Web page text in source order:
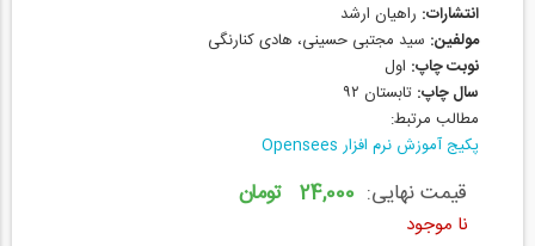
انتشارات: راهیان ارشد
مولفین: سید مجتبی حسینی، هادی کنارنگی
نوبت چاپ: اول
سال چاپ: تابستان ۹۲
مطالب مرتبط:
پکیج آموزش نرم افزار Opensees
قیمت نهایی: 24,000 تومان
نا موجود